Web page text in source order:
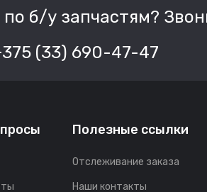
б/у запчастям?
(33) 690-47-47
Полезные ссылки
Отслеживание заказа
Наши контакты